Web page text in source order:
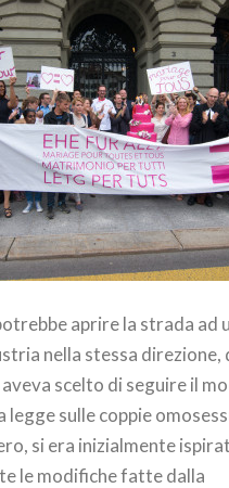
aprire la strada ad
nella stessa direzione,
scelto di seguire il
legge sulle coppie
si era inizialmente
le modifiche fatte dalla